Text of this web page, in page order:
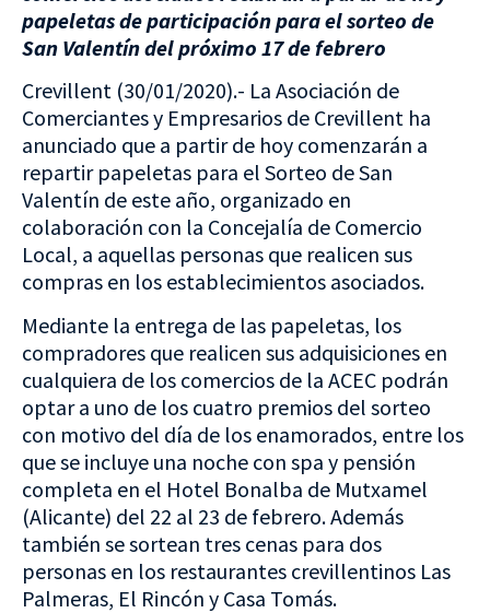
papeletas de participación para el sorteo de
San Valentín del próximo 17 de febrero
Crevillent (30/01/2020).- La Asociación de
Comerciantes y Empresarios de Crevillent ha
anunciado que a partir de hoy comenzarán a
repartir papeletas para el Sorteo de San
Valentín de este año, organizado en
colaboración con la Concejalía de Comercio
Local, a aquellas personas que realicen sus
compras en los establecimientos asociados.
Mediante la entrega de las papeletas, los
compradores que realicen sus adquisiciones en
cualquiera de los comercios de la ACEC podrán
optar a uno de los cuatro premios del sorteo
con motivo del día de los enamorados, entre los
que se incluye una noche con spa y pensión
completa en el Hotel Bonalba de Mutxamel
(Alicante) del 22 al 23 de febrero. Además
también se sortean tres cenas para dos
personas en los restaurantes crevillentinos Las
Palmeras, El Rincón y Casa Tomás.